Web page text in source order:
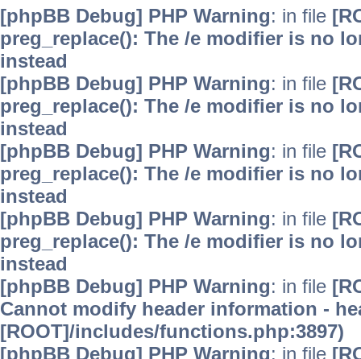
[phpBB Debug] PHP Warning: in file
preg_replace(): The /e modifier is no
instead
[phpBB Debug] PHP Warning: in file
preg_replace(): The /e modifier is no
instead
[phpBB Debug] PHP Warning: in file
preg_replace(): The /e modifier is no
instead
[phpBB Debug] PHP Warning: in file
preg_replace(): The /e modifier is no
instead
[phpBB Debug] PHP Warning: in file
Cannot modify header information -
[ROOT]/includes/functions.php:3897)
[phpBB Debug] PHP Warning: in file